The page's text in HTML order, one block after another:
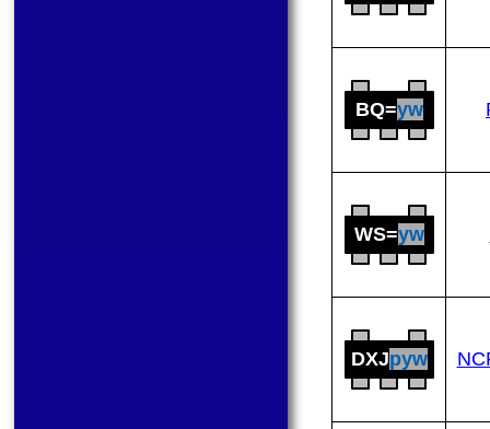
BQ=yw
WS=yw
DXJpyw